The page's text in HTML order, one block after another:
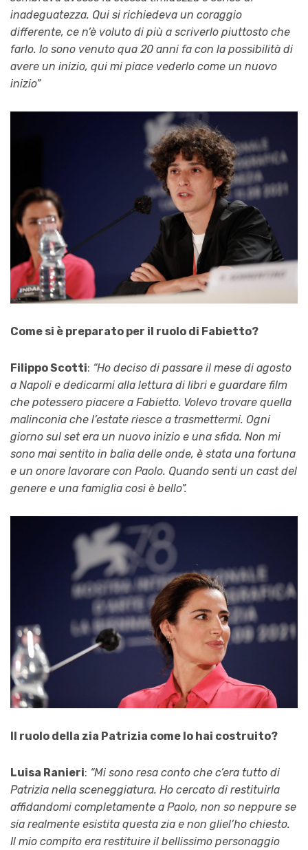
inadeguatezza. Qui si richiedeva un coraggio
differente, ce n’è voluto di più a scriverlo piuttosto che
farlo. Io sono venuto qua 20 anni fa con la possibilità di
avere un inizio, qui mi piace vederlo come un nuovo
inizio”
Come si è preparato per il ruolo di Fabietto?
Filippo Scotti: “Ho deciso di passare il mese di agosto
a Napoli e dedicarmi alla lettura di libri e guardare film
che potessero piacere a Fabietto. Volevo trovare quella
malinconia che l’estate riesce a trasmettermi. Ogni
giorno sul set era un nuovo inizio e una sfida. Non mi
sono mai sentito in balia delle onde, è stata una fortuna
e un onore lavorare con Paolo. Quando senti un cast del
genere e una famiglia così è bello”.
Il ruolo della zia Patrizia come lo hai costruito?
Luisa Ranieri: “Mi sono resa conto che c’era tutto di
Patrizia nella sceneggiatura. Ho cercato di restituirla
affidandomi completamente a Paolo, non so neppure se
sia realmente esistita questa zia e non gliel’ho chiesto.
Il mio compito era restituire il bellissimo personaggio